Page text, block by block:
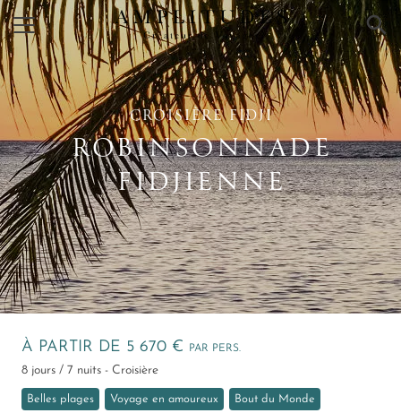
×
CROISIÈRE FIDJI
ROBINSONNADE
FIDJIENNE
À PARTIR DE 5 670 € PAR PERS.
8 jours / 7 nuits - Croisière
Belles plages Voyage en amoureux Bout du Monde